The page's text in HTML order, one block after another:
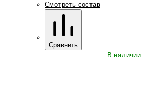
Смотреть состав
Сравнить
В наличии